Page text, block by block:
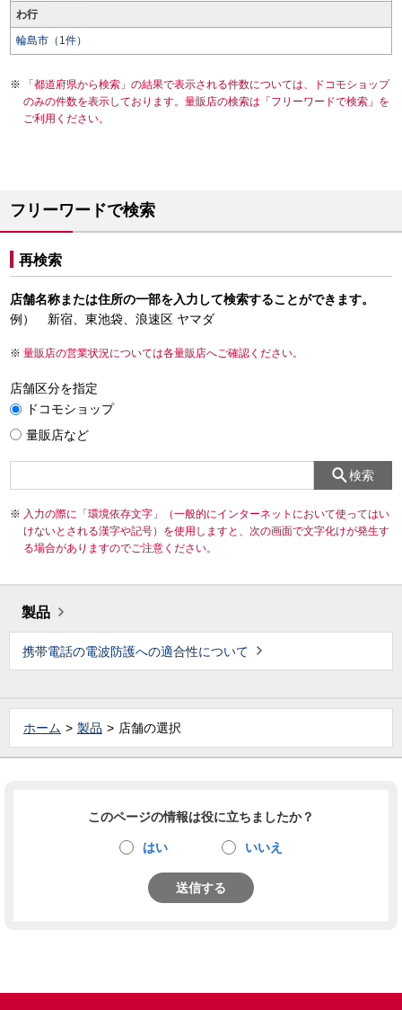
わ行
輪島市（1件）
「都道府県から検索」の結果で表示される件数については、ドコモショップ
のみの件数を表示しております。量販店の検索は「フリーワードで検索」を
ご利用ください。
フリーワードで検索
再検索
店舗名称または住所の一部を入力して検索することができます。
例） 新宿、東池袋、浪速区 ヤマダ
量販店の営業状況については各量販店へご確認ください。
店舗区分を指定
ドコモショップ
量販店など
検索
入力の際に「環境依存文字」（一般的にインターネットにおいて使ってはい
けないとされる漢字や記号）を使用しますと、次の画面で文字化けが発生す
る場合がありますのでご注意ください。
製品
携帯電話の電波防護への適合性について
ホーム 製品 店舗の選択
このページの情報は役に立ちましたか？
はい いいえ
送信する